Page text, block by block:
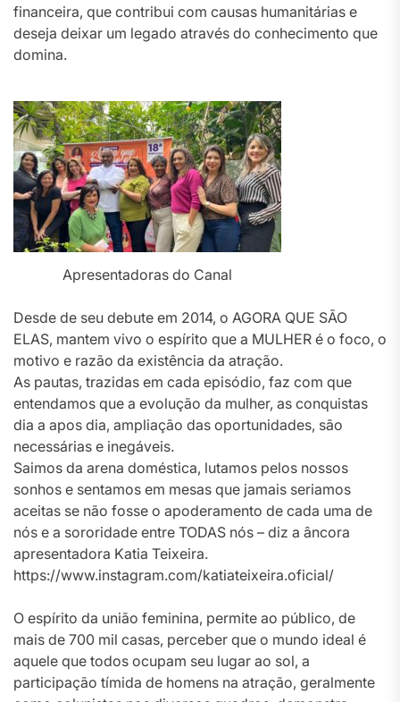
financeira, que contribui com causas humanitárias e
deseja deixar um legado através do conhecimento que
domina.
Apresentadoras do Canal
Desde de seu debute em 2014, o AGORA QUE SÃO
ELAS, mantem vivo o espírito que a MULHER é o foco, o
motivo e razão da existência da atração.
As pautas, trazidas em cada episódio, faz com que
entendamos que a evolução da mulher, as conquistas
dia a apos dia, ampliação das oportunidades, são
necessárias e inegáveis.
Saimos da arena doméstica, lutamos pelos nossos
sonhos e sentamos em mesas que jamais seriamos
aceitas se não fosse o apoderamento de cada uma de
nós e a sororidade entre TODAS nós – diz a âncora
apresentadora Katia Teixeira.
https://www.instagram.com/katiateixeira.oficial/
O espírito da união feminina, permite ao público, de
mais de 700 mil casas, perceber que o mundo ideal é
aquele que todos ocupam seu lugar ao sol, a
participação tímida de homens na atração, geralmente